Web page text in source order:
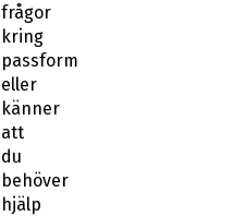
frågor
kring
passform
eller
känner
att
du
behöver
hjälp